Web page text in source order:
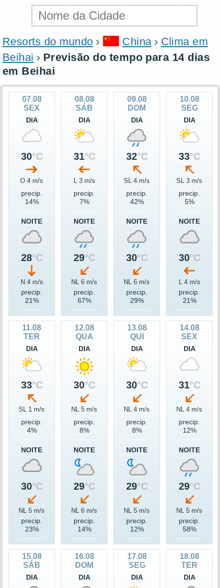
Resorts do mundo China
Clima em
Beihai
Previsão do tempo para 14 dias
em Beihai
07.08
SEX
DIA
30°C
O 4 m/s
precip.
14%
NOITE
28°C
N 4 m/s
precip.
21%
08.08
SÁB
DIA
31°C
L 3 m/s
precip.
7%
NOITE
29°C
NL 6 m/s
precip.
67%
09.08
DOM
DIA
32°C
SL 4 m/s
precip.
42%
NOITE
30°C
NL 6 m/s
precip.
29%
10.08
SEG
DIA
33°C
SL 3 m/s
precip.
5%
NOITE
30°C
L 4 m/s
precip.
21%
11.08
TER
DIA
33°C
SL 1 m/s
precip.
4%
NOITE
30°C
NL 5 m/s
precip.
23%
12.08
QUA
DIA
30°C
NL 5 m/s
precip.
8%
NOITE
29°C
NL 6 m/s
precip.
14%
13.08
QUI
DIA
30°C
NL 4 m/s
precip.
8%
NOITE
29°C
NL 5 m/s
precip.
12%
14.08
SEX
DIA
31°C
NL 4 m/s
precip.
12%
NOITE
29°C
NL 5 m/s
precip.
58%
15.08
SÁB
DIA
16.08
DOM
DIA
17.08
SEG
DIA
18.08
TER
DIA